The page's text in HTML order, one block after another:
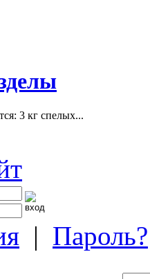
3 кг спелых...
| Пароль?